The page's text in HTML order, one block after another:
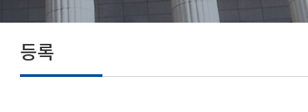
등록